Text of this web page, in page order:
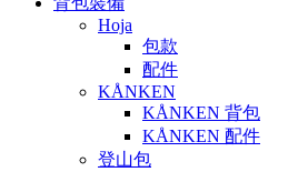
Hoja
包款
配件
KÅNKEN
KÅNKEN 背包
KÅNKEN 配件
登山包